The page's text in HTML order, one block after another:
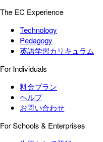
The EC Experience
Technology
Pedagogy
英語学習カリキュラム
For Individuals
料金プラン
ヘルプ
お問い合わせ
For Schools & Enterprises